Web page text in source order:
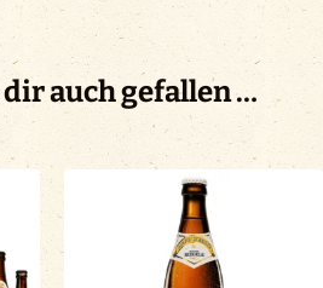
auch gefallen …